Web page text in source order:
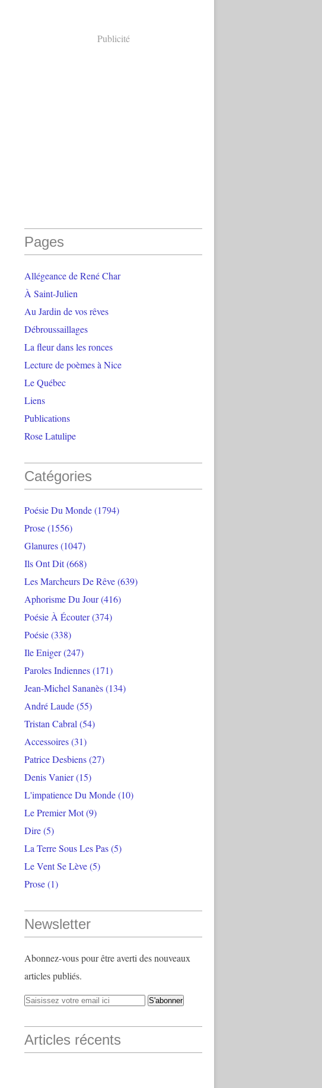
Publicité
Pages
Allégeance de René Char
À Saint-Julien
Au Jardin de vos rêves
Débroussaillages
La fleur dans les ronces
Lecture de poèmes à Nice
Le Québec
Liens
Publications
Rose Latulipe
Catégories
Poésie Du Monde(1794)
Prose(1556)
Glanures(1047)
Ils Ont Dit(668)
Les Marcheurs De Rêve(639)
Aphorisme Du Jour(416)
Poésie À Écouter(374)
Poésie(338)
Ile Eniger(247)
Paroles Indiennes(171)
Jean-Michel Sananès(134)
André Laude(55)
Tristan Cabral (54)
Accessoires(31)
Patrice Desbiens(27)
Denis Vanier(15)
L'impatience Du Monde(10)
Le Premier Mot(9)
Dire(5)
La Terre Sous Les Pas(5)
Le Vent Se Lève(5)
Prose(1)
Newsletter
Abonnez-vous pour être averti des nouveaux
articles publiés.
Articles récents